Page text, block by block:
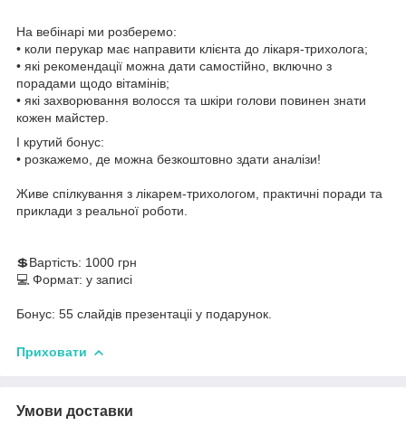
На вебінарі ми розберемо:
• коли перукар має направити клієнта до лікаря-трихолога;
• які рекомендації можна дати самостійно, включно з
порадами щодо вітамінів;
• які захворювання волосся та шкіри голови повинен знати
кожен майстер.
І крутий бонус:
• розкажемо, де можна безкоштовно здати аналізи!
Живе спілкування з лікарем-трихологом, практичні поради та
приклади з реальної роботи.
💲Вартість: 1000 грн
💻 Формат: у записі
Бонус: 55 слайдів презентаціі у подарунок.
Приховати
Умови доставки